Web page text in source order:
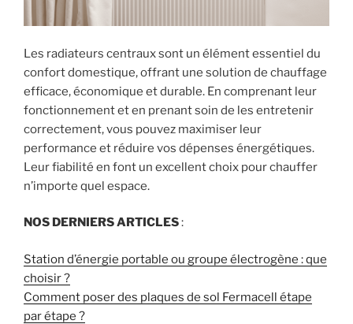
Les radiateurs centraux sont un élément essentiel du
confort domestique, offrant une solution de chauffage
efficace, économique et durable. En comprenant leur
fonctionnement et en prenant soin de les entretenir
correctement, vous pouvez maximiser leur
performance et réduire vos dépenses énergétiques.
Leur fiabilité en font un excellent choix pour chauffer
n’importe quel espace.
NOS DERNIERS ARTICLES:
Station d’énergie portable ou groupe électrogène : que
choisir ?
Comment poser des plaques de sol Fermacell étape
par étape ?